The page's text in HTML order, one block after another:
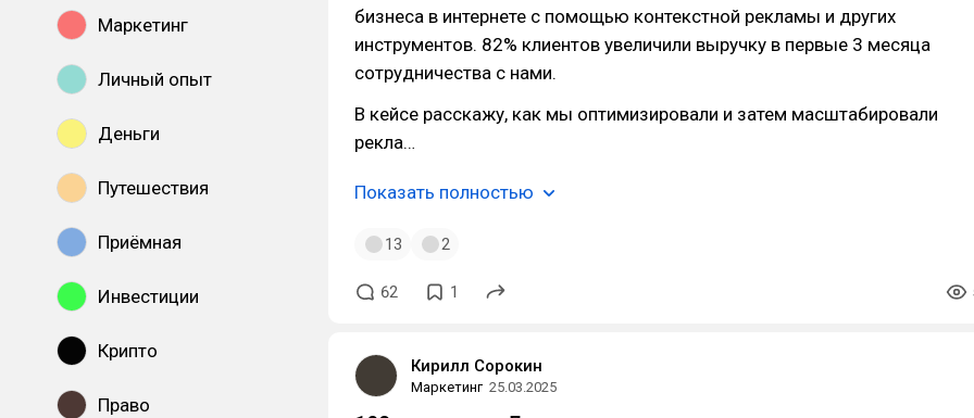
Маркетинг
Личный опыт
Деньги
Путешествия
Приёмная
Инвестиции
Крипто
Право
бизнеса в интернете с помощью контекстной рекламы и других
инструментов. 82% клиентов увеличили выручку в первые 3 месяца
сотрудничества с нами.
В кейсе расскажу, как мы оптимизировали и затем масштабировали
рекла…
Показать полностью
13 2
62 1
Кирилл Сорокин
Маркетинг 25.03.2025